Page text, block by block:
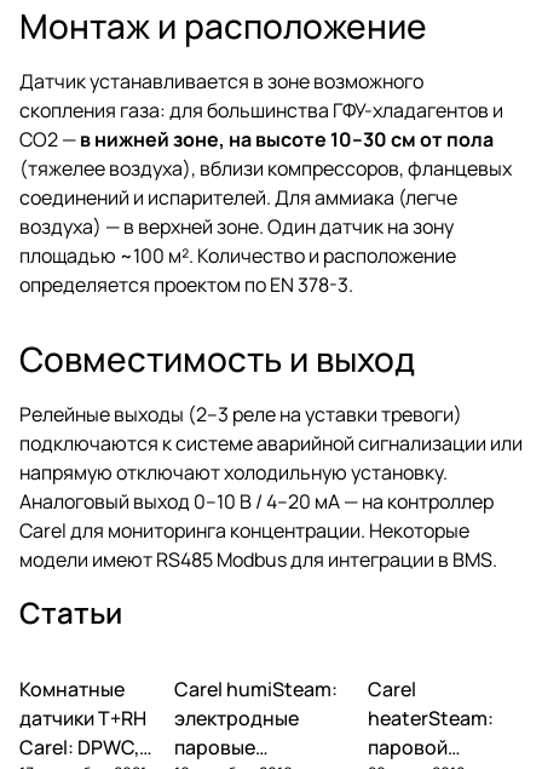
Монтаж и расположение
Датчик устанавливается в зоне возможного
скопления газа: для большинства ГФУ-хладагентов и
CO2 —в нижней зоне, на высоте 10–30 см от пола
(тяжелее воздуха), вблизи компрессоров, фланцевых
соединений и испарителей. Для аммиака (легче
воздуха) — в верхней зоне. Один датчик на зону
площадью ~100 м². Количество и расположение
определяется проектом по EN 378-3.
Совместимость и выход
Релейные выходы (2–3 реле на уставки тревоги)
подключаются к системе аварийной сигнализации или
напрямую отключают холодильную установку.
Аналоговый выход 0–10 В / 4–20 мА — на контроллер
Carel для мониторинга концентрации. Некоторые
модели имеют RS485 Modbus для интеграции в BMS.
Статьи
Автоматика и
контроллеры
Комнатные
датчики T+RH
Carel: DPWC,
Увлажнение
Carel humiSteam:
электродные
паровые
Увлажнение
Carel
heaterSteam:
паровой